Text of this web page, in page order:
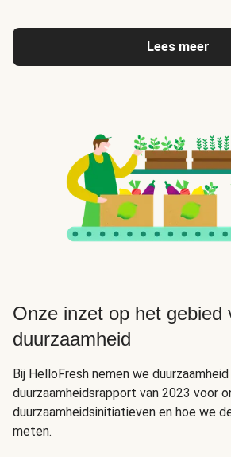
Lees meer
Onze inzet op het gebied
duurzaamheid
Bij HelloFresh nemen we
duurzaamheidsrapport van 2023 voor
duurzaamheidsinitiatieven en hoe we
meten.